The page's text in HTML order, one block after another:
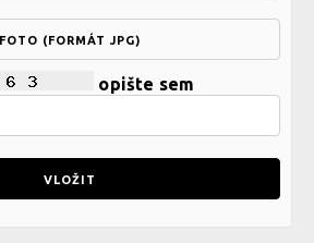
FOTO (FORMÁT JPG)
opište sem